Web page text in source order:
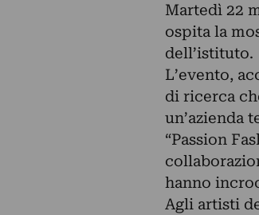
Martedì 22
ospita la
dell’istituto.
L’evento,
di ricerca
un’azienda
“Passion
hanno
Agli artisti